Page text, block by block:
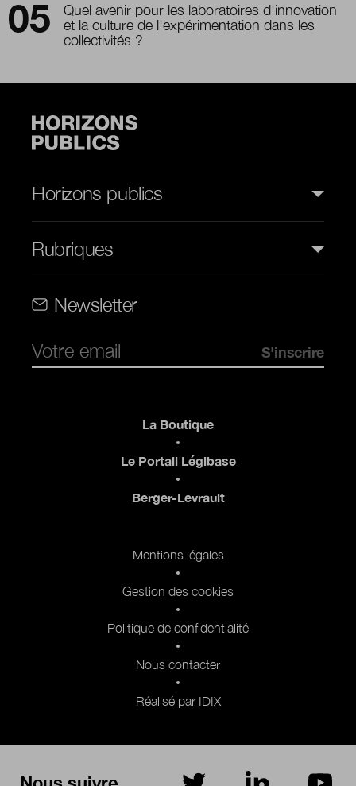
Quel avenir pour les laboratoires d'innovation
et la culture de l'expérimentation dans les
collectivités ?
Horizons publics
Rubriques
Newsletter
La Boutique
Le Portail Légibase
Berger-Levrault
Mentions légales
Gestion des cookies
Politique de confidentialité
Nous contacter
Réalisé par IDIX